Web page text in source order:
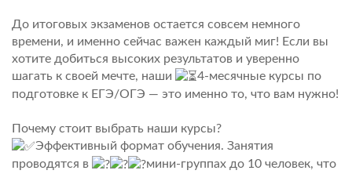
До итоговых экзаменов остается совсем немного
времени, и именно сейчас важен каждый миг! Если вы
хотите добиться высоких результатов и уверенно
шагать к своей мечте, наши
4-месячные курсы по
подготовке к ЕГЭ/ОГЭ — это именно то, что вам нужно!
Почему стоит выбрать наши курсы?
Эффективный формат обучения. Занятия
проводятся в
мини-группах до 10 человек, что